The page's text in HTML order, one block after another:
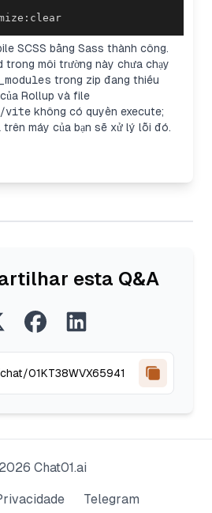
SCSS bằng Sass thành công.
trong môi trường này chưa chạy
trong zip đang thiếu
Rollup và file
vite không có quyền execute;
trên máy của bạn sẽ xử lý lỗi đó.
esta Q&A
2026 Chat01.ai
Telegram